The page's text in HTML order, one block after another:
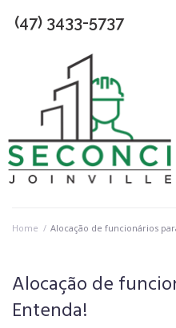
(47) 3433-5737
Home / Alocação de funcionários
Alocação de
Entenda!